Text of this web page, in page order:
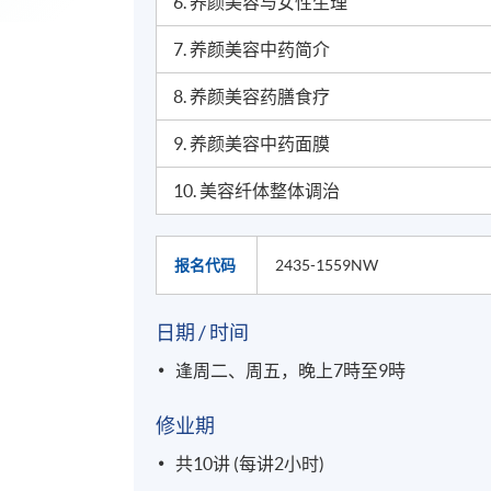
7.养颜美容中药简介
8.养颜美容药膳食疗
9.养颜美容中药面膜
10. 美容纤体整体调治
报名代码 2435-1559NW
日期 / 时间
逢周二、周五，晚上7時至9時
修业期
共10讲 (每讲2小时)